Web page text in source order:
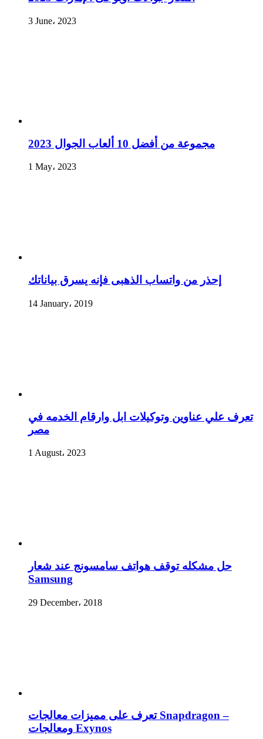
3 June، 2023
مجموعة من أفضل 10 ألعاب الجوال 2023
1 May، 2023
إحذر من واتساب الذهبى فإنه يسرق بياناتك
14 January، 2019
تعرف علي عناوين وتوكيلات ابل وارقام الخدمه في
مصر
1 August، 2023
حل مشكله توقف هواتف سامسونج عند شعار
Samsung
29 December، 2018
تعرف على مميزات معالجات Snapdragon –
ومعالجات Exynos